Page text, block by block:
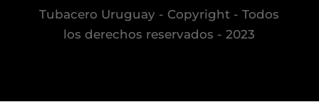
Tubacero Uruguay - Copyright - Todos
los derechos reservados - 2023